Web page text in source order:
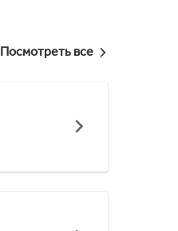
Посмотреть все